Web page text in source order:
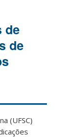
de
de
(UFSC)